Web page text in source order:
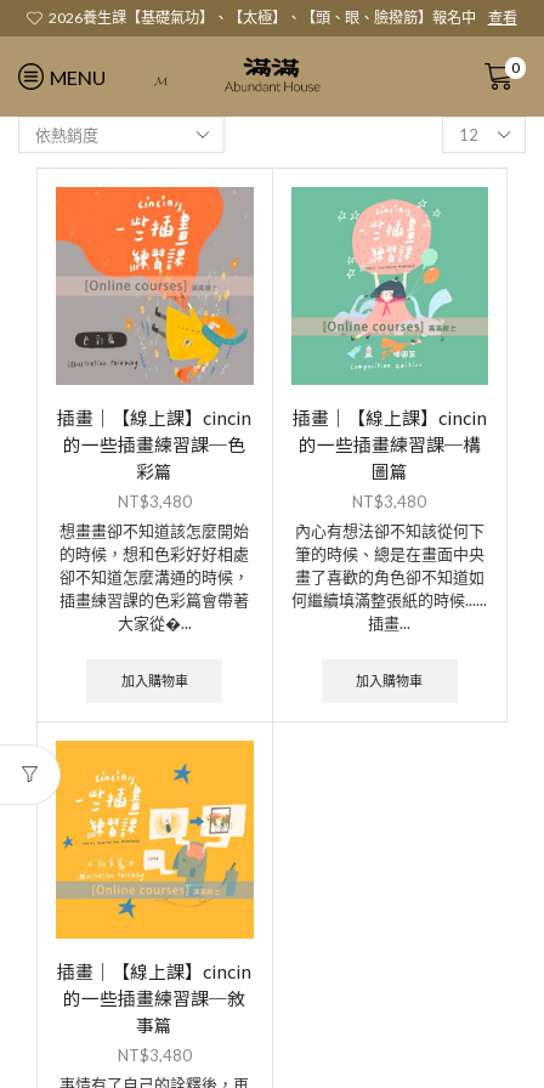
2026養生課【基礎氣功】、【太極】、【頭、眼、臉撥筋】報名中 查看
MENU 𝓜
0
插畫｜【線上課】cincin
的一些插畫練習課─色
彩篇
NT$3,480
想畫畫卻不知道該怎麼開始
的時候，想和色彩好好相處
卻不知道怎麼溝通的時候，
插畫練習課的色彩篇會帶著
大家從�...
加入購物車
插畫｜【線上課】cincin
的一些插畫練習課─構
圖篇
NT$3,480
內心有想法卻不知該從何下
筆的時候、總是在畫面中央
畫了喜歡的角色卻不知道如
何繼續填滿整張紙的時候......
插畫...
加入購物車
插畫｜【線上課】cincin
的一些插畫練習課─敘
事篇
NT$3,480
事情有了自己的詮釋後，再